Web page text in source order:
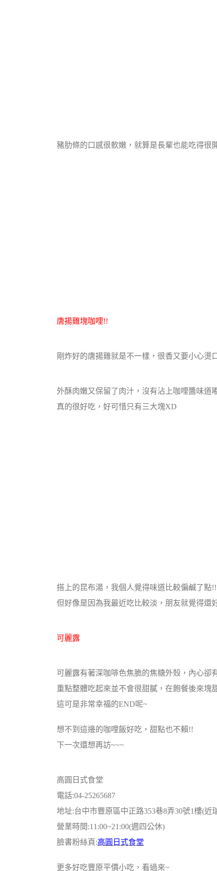
豬肋條的口感很軟嫩，就算是長輩也能吃得很
唐揚雞塊咖哩!!
剛炸好的唐揚雞就是不一樣，很香又要小心燙
外酥肉嫩又保留了肉汁，沒有沾上咖哩醬味道
真的很好吃，好可惜只有三大塊XD
搭上的昆布湯，我個人覺得味道比較偏鹹了點!!
但好像是因為我最近吃比較淡，朋友就覺得還
可麗露
可麗露有著深咖啡色焦脆的焦糖外殼，內心卻
重點整體吃起來並不會很甜膩，在飽餐後來塊
這可是非常幸福的END呢~
想不到這邊的咖哩飯好吃，甜點也不賴!!
下一次還想再訪~~~
高圓日式食堂
電話:04-25265687
地址:台中市豐原區中正路353巷8弄30號1樓(近
營業時間:11:00~21:00(週四公休)
臉書粉絲頁:高圓日式食堂
更多好吃豐原平價小吃，看過來~